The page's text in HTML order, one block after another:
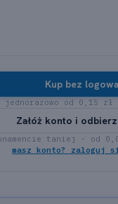
Kup bez
jednorazowo od 0,15
Załóż konto i
taniej - od
masz konto? zaloguj